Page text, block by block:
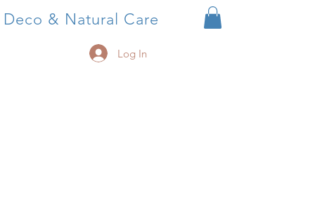
& Natural Care
Log In